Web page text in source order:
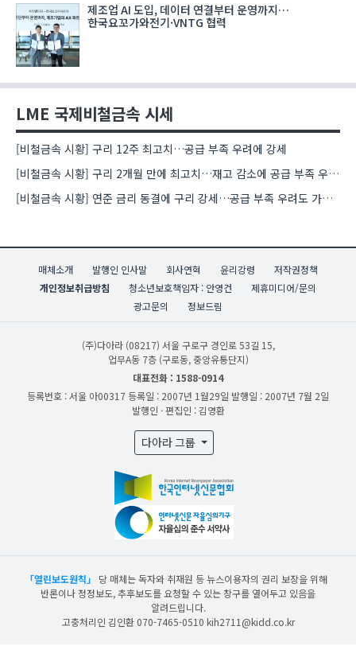
제조업 AI 도입, 데이터 연결부터 운영까지…
한국요꼬가와전기·VNTG 협력
LME 국제비철금속 시세
[비철금속 시황] 구리 12주 최고치…공급 부족 우려에 강세
[비철금속 시황] 구리 2개월 만에 최고치…재고 감소에 공급 부족 우려 확대
[비철금속 시황] 연준 금리 동결에 구리 강세…공급 부족 우려도 가격 지지
매체소개 발행인 인사말 회사연혁 윤리강령
저작권정책
개인정보취급방침
청소년보호책임자 : 안영건
제휴미디어/문의
광고문의
정보드림
(주)다아라 (08217) 서울 구로구 경인로 53길 15,
업무A동 7층 (구로동, 중앙유통단지)
대표전화 : 1588-0914
등록번호 : 서울 아00317 등록일 : 2007년 1월29일 발행일 : 2007년 7월 2일
발행인 · 편집인 : 김영환
다아라 그룹
「열린보도원칙」
당 매체는 독자와 취재원 등 뉴스이용자의 권리 보장을 위해
반론이나 정정보도, 추후보도를 요청할 수 있는 창구를 열어두고 있음을
알려드립니다.
고충처리인 김인환 070-7465-0510 kih2711@kidd.co.kr